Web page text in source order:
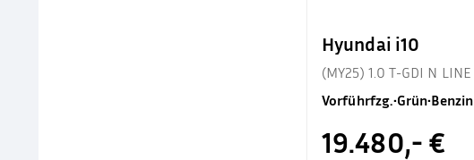
Hyundai i10
(MY25) 1.0 T-GDI N LINE
Vorführfzg.•Grün•Benzin
19.480,- €